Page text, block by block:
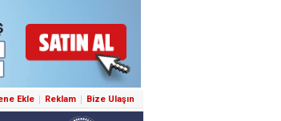
Ekle Reklam Bize Ulaşın